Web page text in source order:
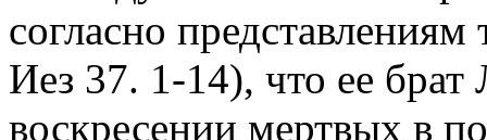
согласно
Иез 37. 1-14), что ее брат
воскресении мертвых в